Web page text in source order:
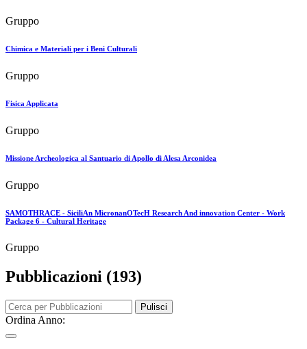
Gruppo
Chimica e Materiali per i Beni Culturali
Gruppo
Fisica Applicata
Gruppo
Missione Archeologica al Santuario di Apollo di Alesa Arconidea
Gruppo
SAMOTHRACE - SiciliAn MicronanOTecH Research And innovation Center - Work
Package 6 - Cultural Heritage
Gruppo
Pubblicazioni (193)
Pulisci
Ordina Anno: